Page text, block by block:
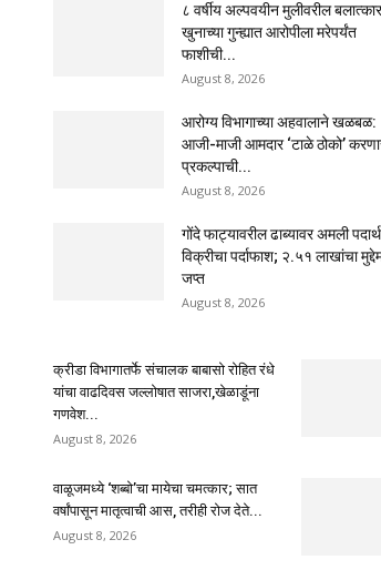
८ वर्षीय अल्पवयीन मुलीवरील
खुनाच्या गुन्ह्यात आरोपीला मरेपर्यंत
फाशीची...
August 8, 2026
आरोग्य विभागाच्या अहवालाने खळबळ:
आजी-माजी आमदार ‘टाळे ठोको’
प्रकल्पाची...
August 8, 2026
गोंदे फाट्यावरील ढाब्यावर अमली पदार्थ
विक्रीचा पर्दाफाश; २.५१ लाखांचा
जप्त
August 8, 2026
क्रीडा विभागातर्फे संचालक बाबासो रोहित रंधे
यांचा वाढदिवस जल्लोषात साजरा,खेळाडूंना
गणवेश...
August 8, 2026
वाळूजमध्ये ‘शब्बो’चा मायेचा चमत्कार; सात
वर्षांपासून मातृत्वाची आस, तरीही रोज देते...
August 8, 2026